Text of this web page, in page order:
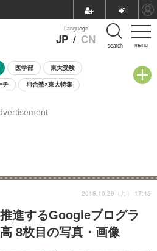
menu
Language
JP / CN search
医学部 東大受験
チ 河合塾×東大特集
学校説明会・相談会
進するGoogleプログラ
8枚目の写真・画像
2018.10.29（月） 17:45